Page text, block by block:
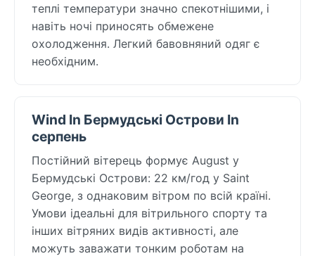
теплі температури значно спекотнішими, і
навіть ночі приносять обмежене
охолодження. Легкий бавовняний одяг є
необхідним.
Wind In Бермудські Острови In
серпень
Постійний вітерець формує August у
Бермудські Острови: 22 км/год у Saint
George, з однаковим вітром по всій країні.
Умови ідеальні для вітрильного спорту та
інших вітряних видів активності, але
можуть заважати тонким роботам на